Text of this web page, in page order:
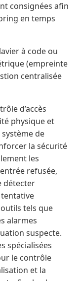
consignées afin
en temps
à code ou
(empreinte
centralisée
d’accès
physique et
de
la sécurité
les
refusée,
détecter
outils tels que
alarmes
suspecte.
spécialisées
le contrôle
et la